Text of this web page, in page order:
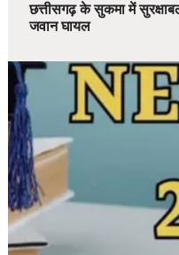
छत्तीसगढ़ के सुकमा में
जवान घायल